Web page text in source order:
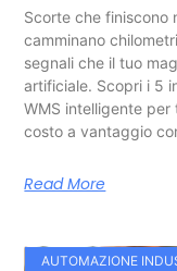
Scorte che finiscono
camminano
segnali che il tuo
artificiale. Scopri i 5
WMS intelligente
costo a vantaggio
Read More
AUTOMAZIONE